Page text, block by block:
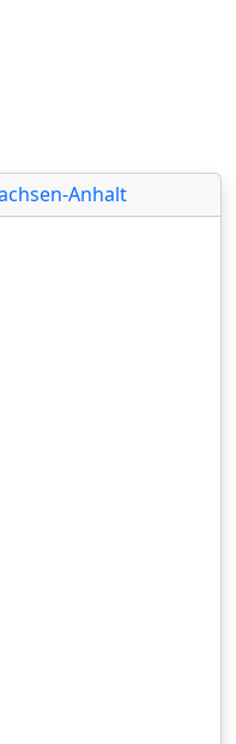
Anhalt